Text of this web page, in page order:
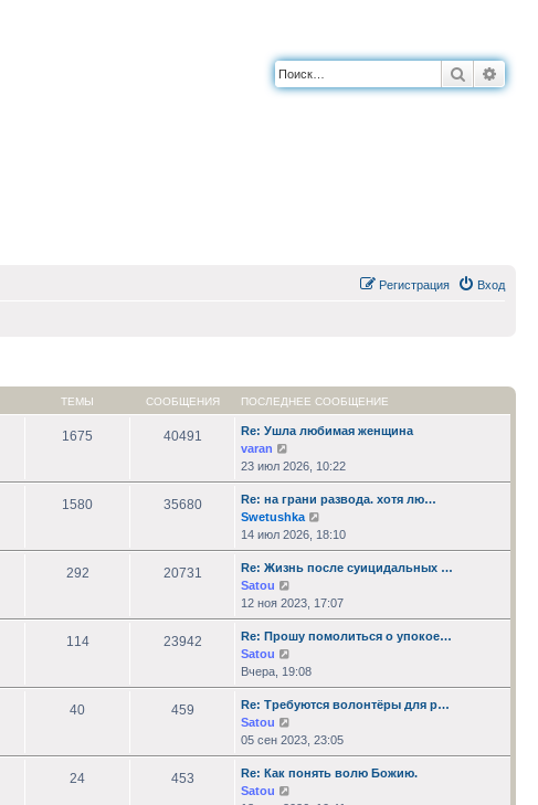
Поиск
Вход
Регистрация
ТЕМЫ СООБЩЕНИЯ ПОСЛЕДНЕЕ СООБЩЕНИЕ
1675 40491
Re: Ушла любимая женщина
varan
к
последнему
сообщению
23 июл 2026, 10:22
1580 35680
Re: на грани развода. хотя лю…
Swetushka
к
последнему
сообщению
14 июл 2026, 18:10
292 20731
Re: Жизнь после суицидальных …
Satou
к
последнему
сообщению
12 ноя 2023, 17:07
114 23942
Re: Прошу помолиться о упокое…
Satou
к
последнему
сообщению
Вчера, 19:08
40 459
Re: Требуются волонтёры для р…
Satou
к
последнему
сообщению
05 сен 2023, 23:05
24 453
Re: Как понять волю Божию.
Satou